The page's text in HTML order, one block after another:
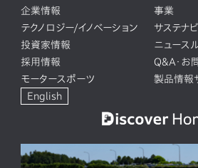
企業情報
事業
テクノロジー/イノベーション
サステナ
投資家情報
ニュース
採用情報
Q&A・お
モータースポーツ
製品情報
English